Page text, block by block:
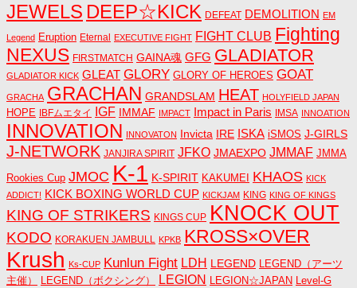
JEWELS DEEP☆KICK DEFEAT DEMOLITION EM
Legend Eruption Eternal EXECUTIVE FIGHT FIGHT CLUB Fighting
NEXUS FIRSTMATCH GAINA魂 GFG GLADIATOR
GLADIATOR KICK GLEAT GLORY GLORY OF HEROES GOAT
GRACHA GRACHAN GRANDSLAM HEAT HOLYFIELD JAPAN
HOPE IBFムエタイ IGF IMMAF IMPACT Impact in Paris IMSA INNOATION
INNOVATION INNOVATON Invicta IRE ISKA iSMOS J-GIRLS
J-NETWORK JANJIRA SPIRIT JFKO JMAEXPO JMMAF JMMA
Rookies Cup JMOC K-1 K-SPIRIT KAKUMEI KHAOS KICK
ADDICT! KICK BOXING WORLD CUP KICKJAM KING KING OF KINGS
KING OF STRIKERS KINGS CUP KNOCK OUT
KODO KORAKUEN JAMBULL KPKB KROSS×OVER
Krush Ks-CUP Kunlun Fight LDH LEGEND LEGEND（アーツ
主催）
LEGEND（ボクシング） LEGION LEGION☆JAPAN Level-G